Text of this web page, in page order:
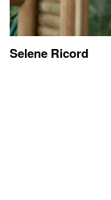
Selene Ricord